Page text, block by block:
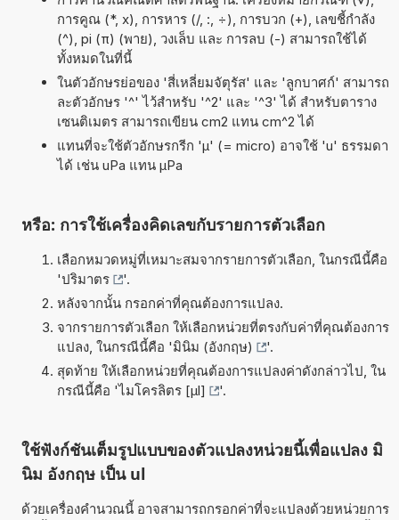
การคูณ (*, x), การหาร (/, :, ÷), การบวก (+), เลขชี้กำลัง
(^), pi (π) (พาย), วงเล็บ และ การลบ (-) สามารถใช้ได้
ทั้งหมดในที่นี้
ในตัวอักษรย่อของ 'สี่เหลี่ยมจัตุรัส' และ 'ลูกบาศก์' สามารถ
ละตัวอักษร '^' ไว้สำหรับ '^2' และ '^3' ได้ สำหรับตาราง
เซนติเมตร สามารถเขียน cm2 แทน cm^2 ได้
แทนที่จะใช้ตัวอักษรกรีก 'µ' (= micro) อาจใช้ 'u' ธรรมดา
ได้ เช่น uPa แทน µPa
หรือ: การใช้เครื่องคิดเลขกับรายการตัวเลือก
เลือกหมวดหมู่ที่เหมาะสมจากรายการตัวเลือก, ในกรณีนี้คือ
'ปริมาตร
'.
หลังจากนั้น กรอกค่าที่คุณต้องการแปลง.
จากรายการตัวเลือก ให้เลือกหน่วยที่ตรงกับค่าที่คุณต้องการ
แปลง, ในกรณีนี้คือ 'มินิม (อังกฤษ)
'.
สุดท้าย ให้เลือกหน่วยที่คุณต้องการแปลงค่าดังกล่าวไป, ใน
กรณีนี้คือ 'ไมโครลิตร [µl] '.
ใช้ฟังก์ชันเต็มรูปแบบของตัวแปลงหน่วยนี้เพื่อแปลง มิ
นิม อังกฤษ เป็น ul
ด้วยเครื่องคำนวณนี้ อาจสามารถกรอกค่าที่จะแปลงด้วยหน่วยการ